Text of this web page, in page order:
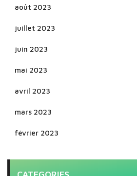
août 2023
juillet 2023
juin 2023
mai 2023
avril 2023
mars 2023
février 2023